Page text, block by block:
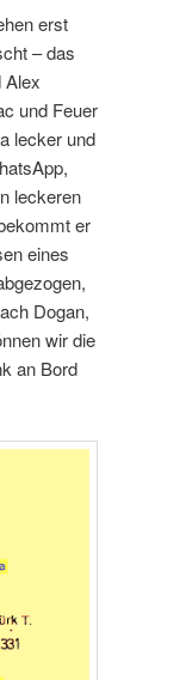
erst
– das
Alex
und Feuer
lecker und
leckeren
er
eines
Dogan,
wir die
an Bord